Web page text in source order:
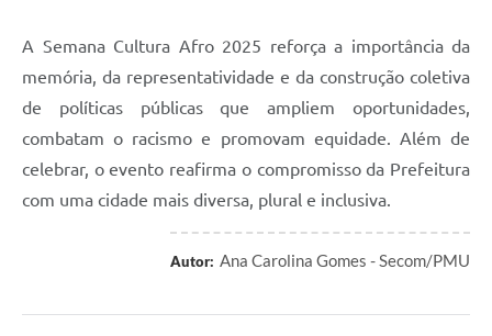
A Semana Cultura Afro 2025 reforça a importância da
memória, da representatividade e da construção coletiva
de políticas públicas que ampliem oportunidades,
combatam o racismo e promovam equidade. Além de
celebrar, o evento reafirma o compromisso da Prefeitura
com uma cidade mais diversa, plural e inclusiva.
Autor: Ana Carolina Gomes - Secom/PMU